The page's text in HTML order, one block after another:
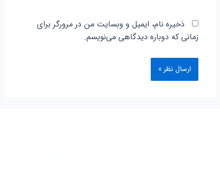
ذخیره نام، ایمیل و وبسایت من در مرورگر برای
زمانی که دوباره دیدگاهی می‌نویسم.